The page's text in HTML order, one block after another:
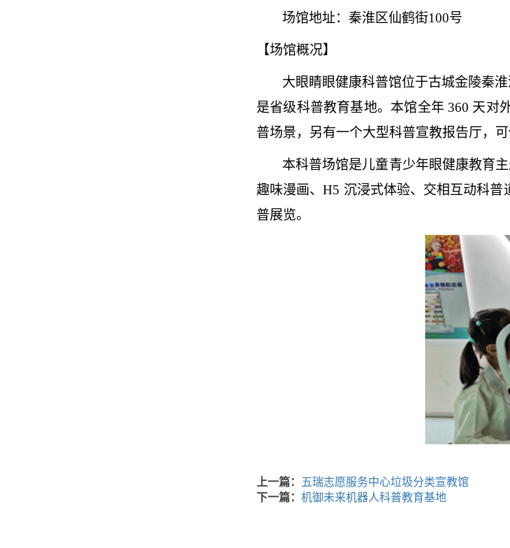
场馆地址：秦淮区仙鹤街100号
【场馆概况】
大眼睛眼健康科普馆位于古城金陵秦
是省级科普教育基地。本馆全年 360 天对
普场景，另有一个大型科普宣教报告厅，
本科普场馆是儿童青少年眼健康教育
趣味漫画、H5 沉浸式体验、交相互动科
普展览。
上一篇：
五瑞志愿服务中心垃圾分类宣教馆
下一篇： 机御未来机器人科普教育基地